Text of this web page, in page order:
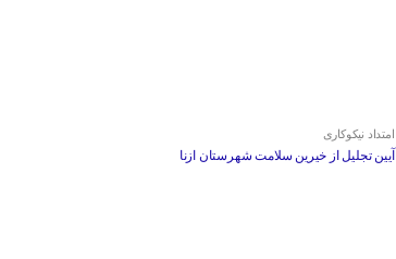
امتداد نیکوکاری
آیین تجلیل از خیرین سلامت شهرستان ازنا